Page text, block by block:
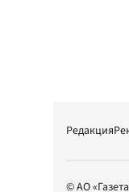
Редакция
© АО